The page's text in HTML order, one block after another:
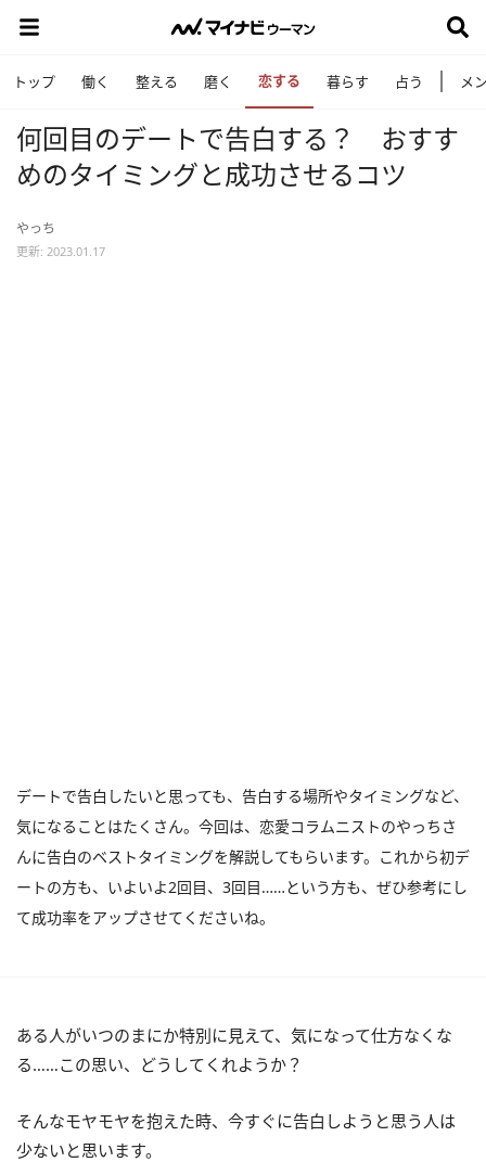
トップ 働く 整える 磨く 恋する 暮らす 占う メ
何回目のデートで告白する？ おすす
めのタイミングと成功させるコツ
やっち
更新: 2023.01.17
デートで告白したいと思っても、告白する場所やタイミングなど、
気になることはたくさん。今回は、恋愛コラムニストのやっちさ
んに告白のベストタイミングを解説してもらいます。これから初デ
ートの方も、いよいよ2回目、3回目……という方も、ぜひ参考にし
て成功率をアップさせてくださいね。
ある人がいつのまにか特別に見えて、気になって仕方なくな
る……この思い、どうしてくれようか？
そんなモヤモヤを抱えた時、今すぐに告白しようと思う人は
少ないと思います。